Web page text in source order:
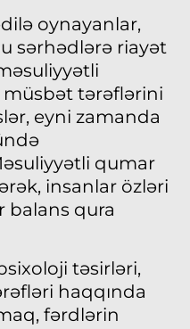
oynayanlar,
sərhədlərə riayət
müsbət tərəflərini
eyni zamanda
qumar
insanlar özləri
balans qura
təsirləri,
haqqında
fərdlərin